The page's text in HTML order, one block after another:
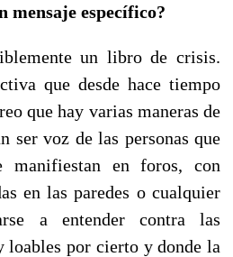
mensaje específico?
un libro de crisis.
que desde hace tiempo
que hay varias maneras de
ser voz de las personas que
en foros, con
en las paredes o cualquier
a entender contra las
loables por cierto y donde la